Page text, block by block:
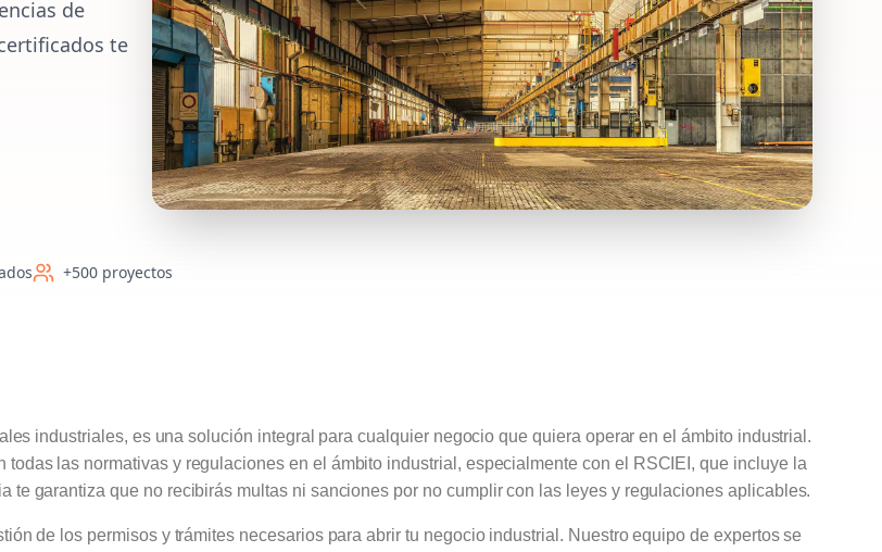
de
te
+500 proyectos
industriales, es una solución integral para cualquier negocio que quiera operar en el ámbito industrial.
las normativas y regulaciones en el ámbito industrial, especialmente con el
RSCIEI , que incluye la
te garantiza que no recibirás multas ni sanciones por no cumplir con las leyes y regulaciones aplicables.
de los permisos y trámites necesarios para abrir tu negocio industrial. Nuestro equipo de expertos se